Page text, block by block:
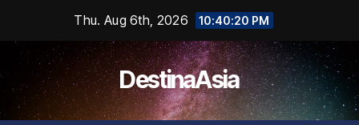
content
Thu. Aug 6th, 2026 10:40:21 PM
DestinaAsia